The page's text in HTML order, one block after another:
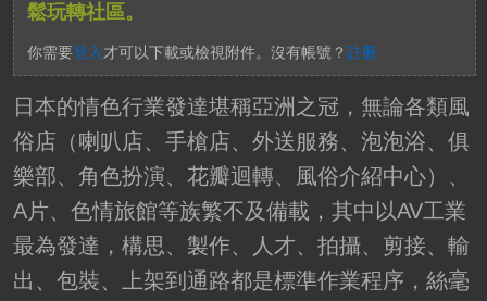
鬆玩轉社區。
你需要登入 才可以下載或檢視附件。沒有帳號？ 註冊
日本的情色行業發達堪稱亞洲之冠，無論各類風
俗店（喇叭店、手槍店、外送服務、泡泡浴、俱
樂部、角色扮演、花瓣迴轉、風俗介紹中心）、
A片、色情旅館等族繁不及備載，其中以AV工業
最為發達，構思、製作、人才、拍攝、剪接、輸
出、包裝、上架到通路都是標準作業程序，絲毫